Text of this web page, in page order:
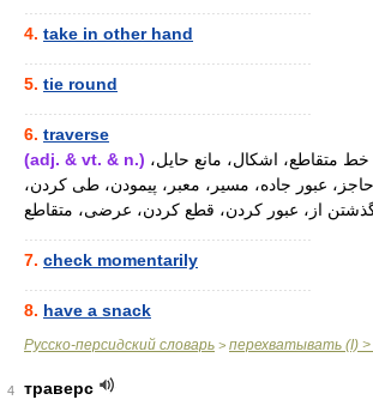
4. take in other hand
5. tie round
6. traverse
(adj. & vt. & n.)
عبور جاده، مسیر، معبر، پیمودن، طی کردن،
از، عبور کردن، قطع کردن، عرضی، متقاطع
7. check momentarily
8. have a snack
Русско-персидский словарь > перехватывать (I)
4
траверс